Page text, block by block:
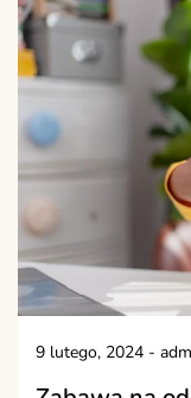
9 lutego, 2024 -